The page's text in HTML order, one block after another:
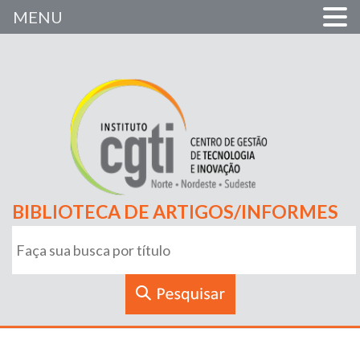
BIBLIOTECA DE ARTIGOS/INFORMES
MENU